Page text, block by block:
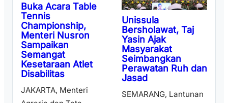
Buka Acara Table
Tennis
Championship,
Menteri Nusron
Sampaikan
Semangat
Kesetaraan Atlet
Disabilitas
JAKARTA, Menteri
Unissula
Bersholawat, Taj
Yasin Ajak
Masyarakat
Seimbangkan
Perawatan Ruh dan
Jasad
SEMARANG, Lantunan